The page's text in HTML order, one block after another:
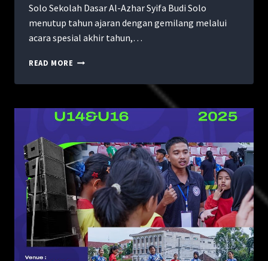
Solo Sekolah Dasar Al-Azhar Syifa Budi Solo
menutup tahun ajaran dengan gemilang melalui
acara spesial akhir tahun,…
READ MORE